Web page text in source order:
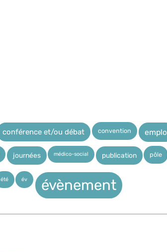
conférence et/ou débat convention
journées médico-social publication pôle
été év évènement